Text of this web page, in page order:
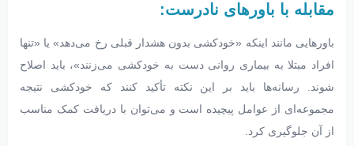
مقابله با باورهای نادرست:
باورهایی مانند اینکه «خودکشی بدون هشدار قبلی رخ می‌دهد» یا «تنها
افراد مبتلا به بیماری روانی دست به خودکشی می‌زنند»، باید اصلاح
شوند. رسانه‌ها باید بر این نکته تأکید کنند که خودکشی نتیجه
مجموعه‌ای از عوامل پیچیده است و می‌توان با دریافت کمک مناسب
از آن جلوگیری کرد.